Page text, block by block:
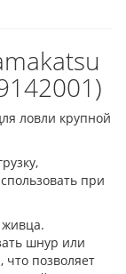
ловли крупной
при
живца.
шнур или
что позволяет